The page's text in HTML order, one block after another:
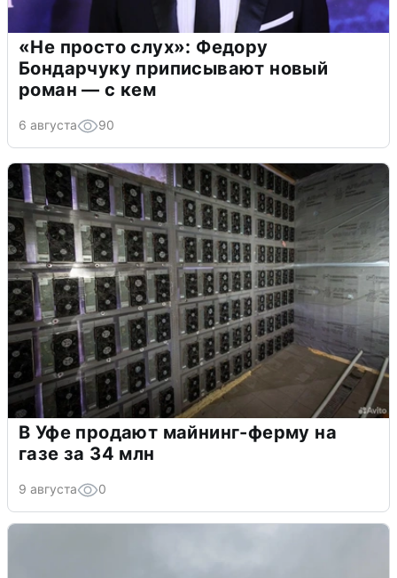
«Не просто слух»: Федору
Бондарчуку приписывают новый
роман — с кем
6 августа 90
В Уфе продают майнинг-ферму на
газе за 34 млн
9 августа 0